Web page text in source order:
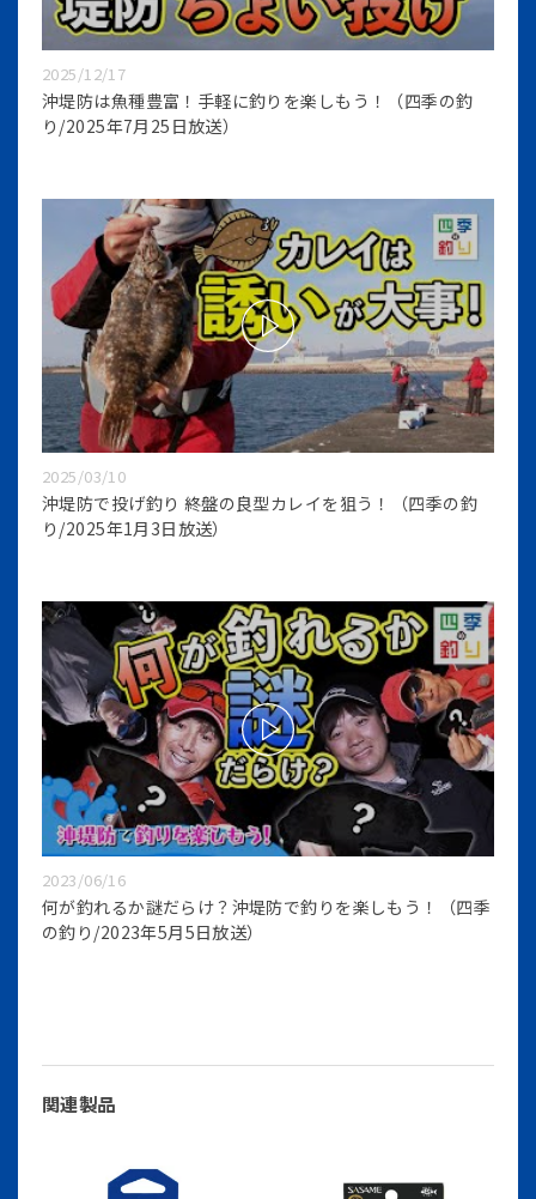
2025/12/17
沖堤防は魚種豊富！手軽に釣りを楽しもう！（四季の釣
り/2025年7月25日放送）
2025/03/10
沖堤防で投げ釣り 終盤の良型カレイを狙う！（四季の釣
り/2025年1月3日放送）
2023/06/16
何が釣れるか謎だらけ？沖堤防で釣りを楽しもう！（四季
の釣り/2023年5月5日放送）
関連製品